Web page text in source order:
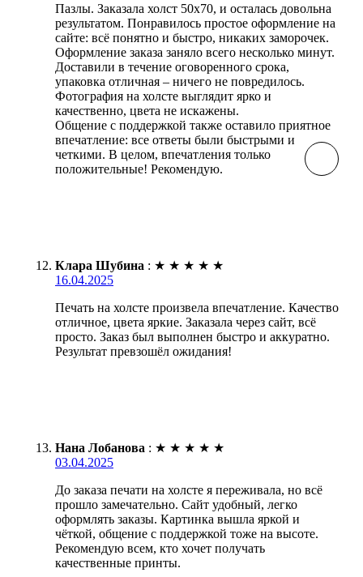
Пазлы. Заказала холст 50х70, и осталась довольна
результатом. Понравилось простое оформление на
сайте: всё понятно и быстро, никаких заморочек.
Оформление заказа заняло всего несколько минут.
Доставили в течение оговоренного срока,
упаковка отличная – ничего не повредилось.
Фотография на холсте выглядит ярко и
качественно, цвета не искажены.
Общение с поддержкой также оставило приятное
впечатление: все ответы были быстрыми и
четкими. В целом, впечатления только
положительные! Рекомендую.
Клара Шубина : ★ ★ ★ ★ ★
16.04.2025
Печать на холсте произвела впечатление. Качество
отличное, цвета яркие. Заказала через сайт, всё
просто. Заказ был выполнен быстро и аккуратно.
Результат превзошёл ожидания!
Нана Лобанова : ★ ★ ★ ★ ★
03.04.2025
До заказа печати на холсте я переживала, но всё
прошло замечательно. Сайт удобный, легко
оформлять заказы. Картинка вышла яркой и
чёткой, общение с поддержкой тоже на высоте.
Рекомендую всем, кто хочет получать
качественные принты.